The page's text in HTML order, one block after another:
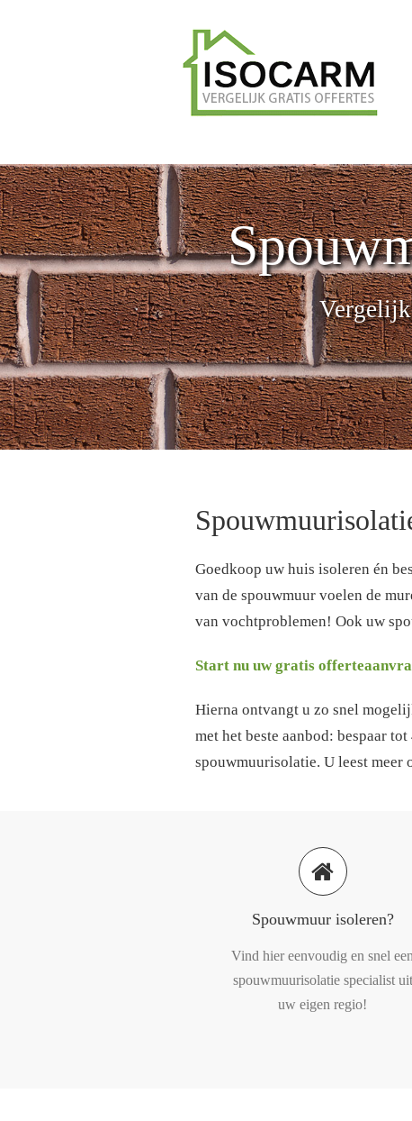
Goedkoop uw huis isoleren én
van de spouwmuur voelen de
van vochtproblemen! Ook uw
Start nu uw gratis
Hierna ontvangt u zo snel
met het beste aanbod: bespaar
spouwmuurisolatie. U leest
Spouwmuur isoleren?
Vind hier eenvoudig en snel
spouwmuurisolatie specialist uit
uw eigen regio!